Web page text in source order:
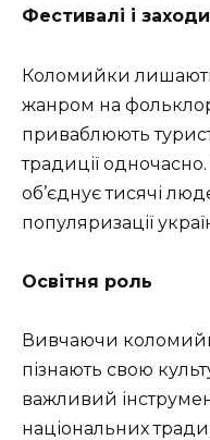
Фестивалі і заходи
Коломийки
жанром на
приваблюють
традиції
об’єднує тисячі
популяризації
Освітня роль
Вивчаючи
пізнають свою
важливий
національних